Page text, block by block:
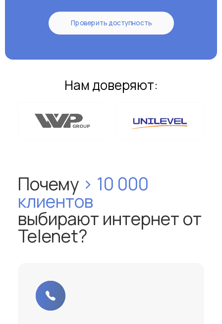
Нам доверяют:
Почему > 10 000
клиентов
выбирают интернет от
Telenet?